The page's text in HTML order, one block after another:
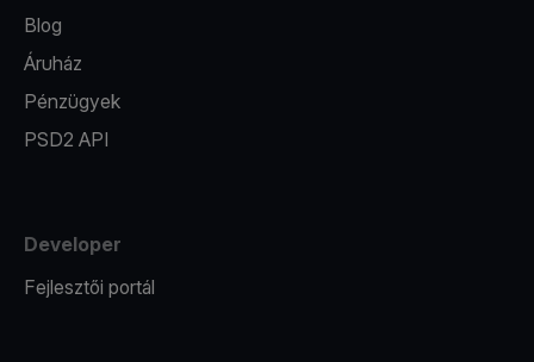
Blog
Áruház
Pénzügyek
PSD2 API
Developer
Fejlesztői portál